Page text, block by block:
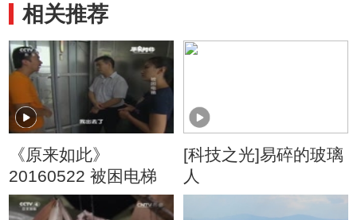
相关推荐
《原来如此》
20160522 被困电梯
[科技之光]易碎的玻璃
人